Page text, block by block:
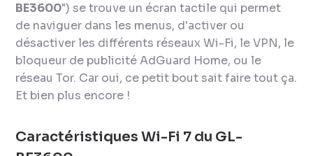
BE3600") se trouve un écran tactile qui permet
de naviguer dans les menus, d'activer ou
désactiver les différents réseaux Wi-Fi, le VPN, le
bloqueur de publicité AdGuard Home, ou le
réseau Tor. Car oui, ce petit bout sait faire tout ça.
Et bien plus encore !
Caractéristiques Wi-Fi 7 du GL-